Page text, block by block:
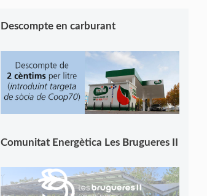
Descompte en carburant
Comunitat Energètica Les Brugueres II